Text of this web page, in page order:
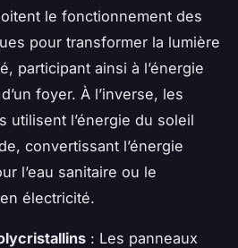
le fonctionnement des
pour transformer la lumière
participant ainsi à l’énergie
foyer. À l’inverse, les
utilisent l’énergie du soleil
convertissant l’énergie
l’eau sanitaire ou le
électricité.
: Les panneaux